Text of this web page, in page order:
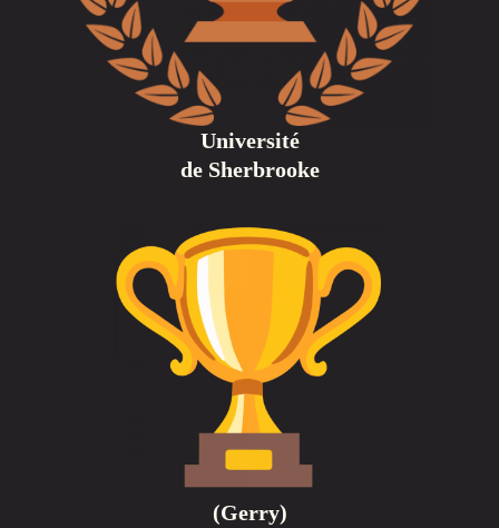
Université
de Sherbrooke
(Gerry)